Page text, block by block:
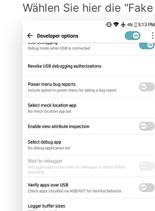
Wählen Sie hier die